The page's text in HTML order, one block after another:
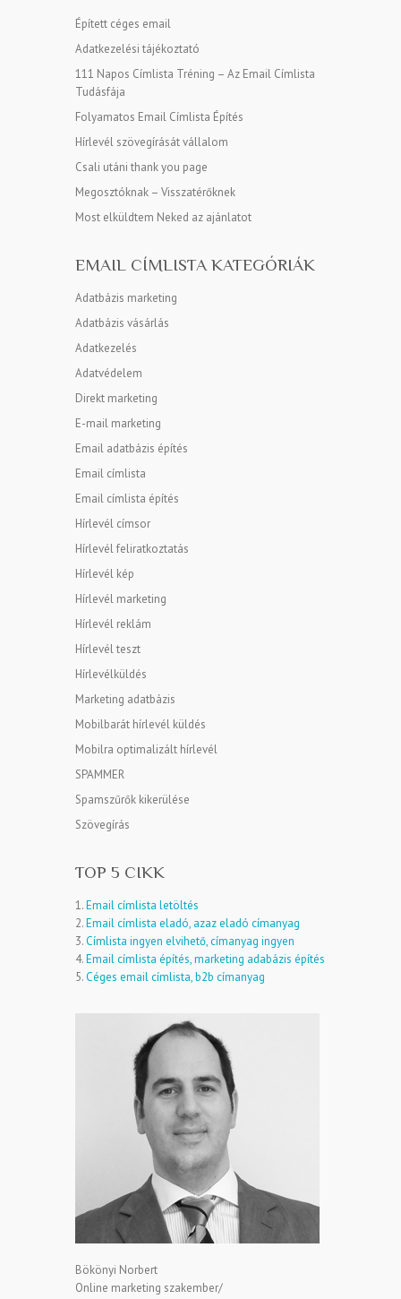
Épített céges email
Adatkezelési tájékoztató
111 Napos Címlista Tréning – Az Email Címlista
Tudásfája
Folyamatos Email Címlista Építés
Hírlevél szövegírását vállalom
Csali utáni thank you page
Megosztóknak – Visszatérőknek
Most elküldtem Neked az ajánlatot
EMAIL CÍMLISTA KATEGÓRIÁK
Adatbázis marketing
Adatbázis vásárlás
Adatkezelés
Adatvédelem
Direkt marketing
E-mail marketing
Email adatbázis építés
Email címlista
Email címlista építés
Hírlevél címsor
Hírlevél feliratkoztatás
Hírlevél kép
Hírlevél marketing
Hírlevél reklám
Hírlevél teszt
Hírlevélküldés
Marketing adatbázis
Mobilbarát hírlevél küldés
Mobilra optimalizált hírlevél
SPAMMER
Spamszűrők kikerülése
Szövegírás
TOP 5 CIKK
1.Email címlista letöltés
2.Email címlista eladó, azaz eladó címanyag
3.Címlista ingyen elvihető, címanyag ingyen
4.Email címlista építés, marketing adabázis építés
5.Céges email címlista, b2b címanyag
Bökönyi Norbert
Online marketing szakember/